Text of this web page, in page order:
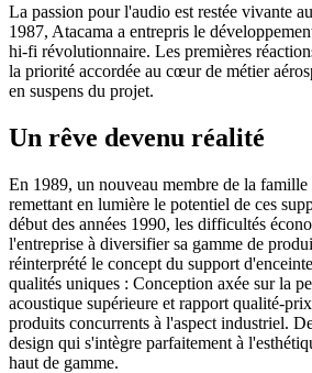
La passion pour l'audio est restée vivante
1987, Atacama a entrepris le
hi-fi révolutionnaire. Les premières
la priorité accordée au cœur de métier
en suspens du projet.
Un rêve devenu réalité
En 1989, un nouveau membre de la
remettant en lumière le potentiel de ces
début des années 1990, les difficultés
l'entreprise à diversifier sa gamme de
réinterprété le concept du support
qualités uniques : Conception axée sur la
acoustique supérieure et rapport qualité-
produits concurrents à l'aspect industriel.
design qui s'intègre parfaitement à
haut de gamme.